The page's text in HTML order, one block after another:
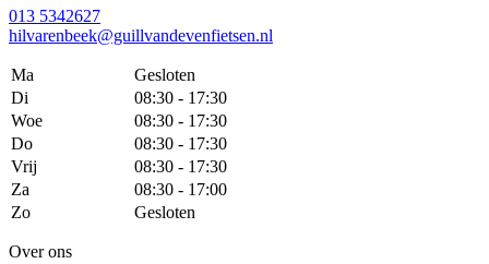
013 5342627
hilvarenbeek@guillvandevenfietsen.nl
Ma
Gesloten
Di
08:30 - 17:30
Woe
08:30 - 17:30
Do
08:30 - 17:30
Vrij
08:30 - 17:30
Za
08:30 - 17:00
Zo
Gesloten
Over ons